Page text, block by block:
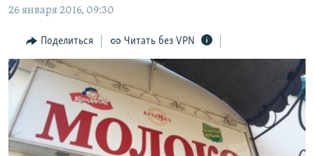
Вернутся
поиску
ИНТЕРАКТИВ
ИНФОГРАФИКА
ТЕЛЕПРОЕКТ КРЫМ.РЕАЛИИ
СОВЕТЫ ПРАВОЗАЩИТНИКОВ
ПРОПАВШИЕ БЕЗ ВЕСТИ
ПОБЕДИТЕЛЕЙ НЕ СУДЯТ?
РАДІО СВОБОДА
КАК ОБОЙТИ БЛОКИРОВКУ
Українською
Qırımtatar
ПРИСОЕДИНЯЙТЕСЬ!
26 января 2016, 09:30
Поделиться Читать без VPN